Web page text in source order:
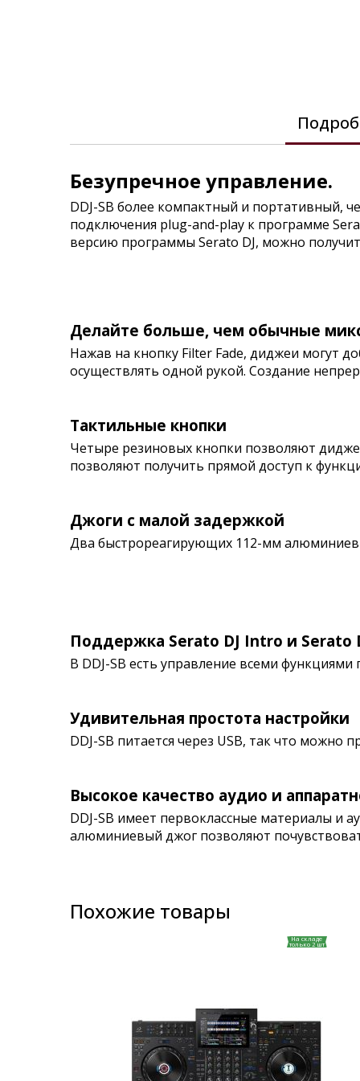
Безупречное управление.
DDJ-SB более компактный и портативный,
подключения plug-and-play к программе
версию программы Serato DJ, можно
Делайте больше, чем обычные
Нажав на кнопку Filter Fade, диджеи могут
осуществлять одной рукой. Создание
Тактильные кнопки
Четыре резиновых кнопки позволяют
позволяют получить прямой доступ к
Джоги с малой задержкой
Два быстрореагирующих 112-мм
Поддержка Serato DJ Intro и Serato
В DDJ-SB есть управление всеми
Удивительная простота настройки
DDJ-SB питается через USB, так что
Высокое качество аудио и
DDJ-SB имеет первоклассные материалы и
алюминиевый джог позволяют
Похожие товары
На складе
только 2 шт